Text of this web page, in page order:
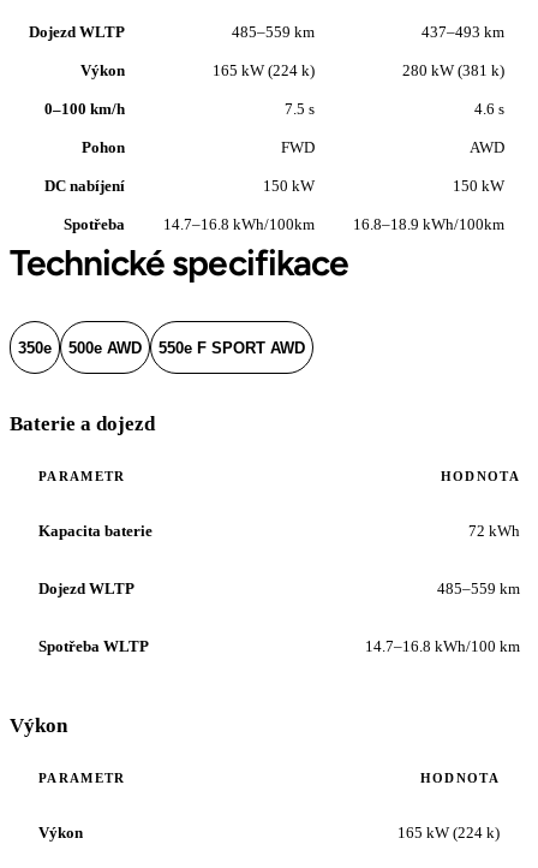
Dojezd WLTP 485–559 km 437–493 km
Výkon 165 kW (224 k) 280 kW (381 k)
0–100 km/h 7.5 s 4.6 s
Pohon FWD AWD
DC nabíjení 150 kW 150 kW
Spotřeba 14.7–16.8 kWh/100km 16.8–18.9 kWh/100km
Technické specifikace
350e 500e AWD 550e F SPORT AWD
Baterie a dojezd
PARAMETR HODNOTA
Kapacita baterie 72 kWh
Dojezd WLTP 485–559 km
Spotřeba WLTP 14.7–16.8 kWh/100 km
Výkon
PARAMETR HODNOTA
Výkon 165 kW (224 k)